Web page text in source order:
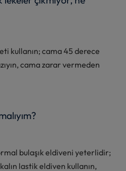
kullanın; cama 45 derece
cama zarar vermeden
bulaşık eldiveni yeterlidir;
lastik eldiven kullanın,